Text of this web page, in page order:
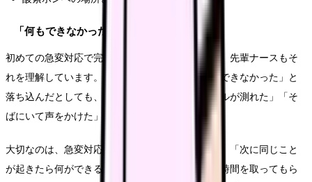
「何もできなかった」と落ち込まないために
初めての急変対応で完璧に動ける新人はいません。先輩ナースもそ
れを理解しています。もし急変に遭遇して「何もできなかった」と
落ち込んだとしても、「応援を呼べた」「バイタルが測れた」「そ
ばにいて声をかけた」。それだけで十分です。
大切なのは、急変対応の後に振り返りをすること。「次に同じこと
が起きたら何ができるか」を先輩と一緒に考える時間を取ってもら